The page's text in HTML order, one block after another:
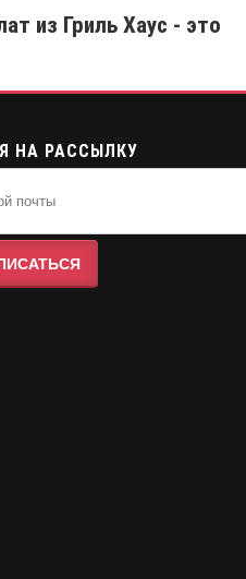
из Гриль Хаус - это
НА РАССЫЛКУ